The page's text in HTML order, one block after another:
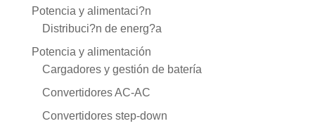
Potencia y alimentaci?n
Distribuci?n de energ?a
Potencia y alimentación
Cargadores y gestión de batería
Convertidores AC-AC
Convertidores step-down